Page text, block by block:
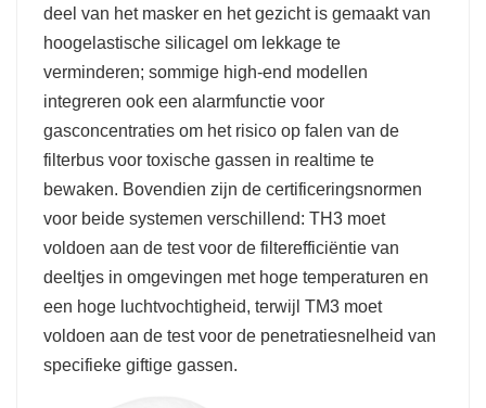
deel van het masker en het gezicht is gemaakt van
hoogelastische silicagel om lekkage te
verminderen; sommige high-end modellen
integreren ook een alarmfunctie voor
gasconcentraties om het risico op falen van de
filterbus voor toxische gassen in realtime te
bewaken. Bovendien zijn de certificeringsnormen
voor beide systemen verschillend: TH3 moet
voldoen aan de test voor de filterefficiëntie van
deeltjes in omgevingen met hoge temperaturen en
een hoge luchtvochtigheid, terwijl TM3 moet
voldoen aan de test voor de penetratiesnelheid van
specifieke giftige gassen.